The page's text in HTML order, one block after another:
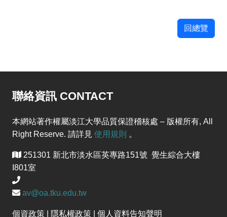
回總覽
聯絡資訊 CONTACT
本網站著作權屬淡江大學品質保證稽核處 – 版權所有, All
Right Reserve. 請詳見 使用規則 。
251301 新北市淡水區英專路151號 覺生綜合大樓
I801室
av@oa.tku.edu.tw
個資政策 | 隱私權政策 | 個人資料告知聲明